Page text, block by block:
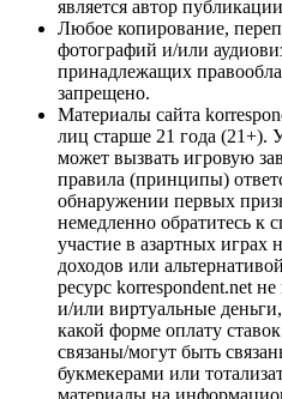
является автор
Любое копирование,
фотографий и/или
принадлежащих
запрещено.
Материалы сайта
лиц старше 21 года (21+).
может вызвать игровую
правила (принципы)
обнаружении первых
немедленно обратитесь к
участие в азартных играх
доходов или
ресурс korrespondent.net
и/или виртуальные
какой форме оплату
связаны/могут быть
букмекерами или
материалы на